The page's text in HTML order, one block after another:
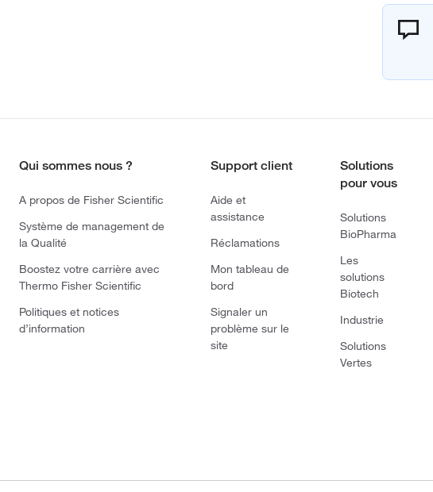
Qui sommes nous ?
A propos de Fisher Scientific
Système de management de
la Qualité
Boostez votre carrière avec
Thermo Fisher Scientific
Politiques et notices
d’information
Support client
Aide et
assistance
Réclamations
Mon tableau de
bord
Signaler un
problème sur le
site
Solutions
pour vous
Solutions
BioPharma
Les
solutions
Biotech
Industrie
Solutions
Vertes